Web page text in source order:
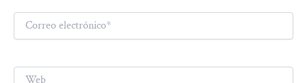
Correo
electrónico*
Web